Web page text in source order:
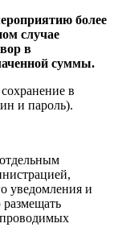
более
случае
в
суммы.
в
и пароль).
уведомления и